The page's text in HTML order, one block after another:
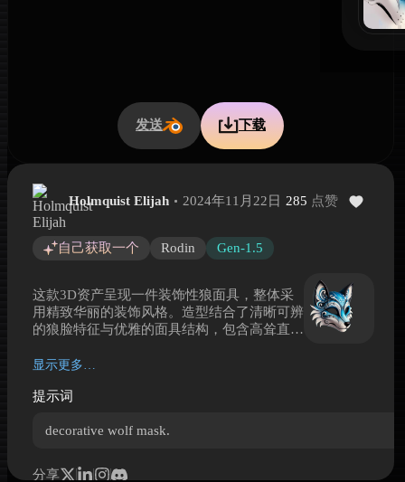
发送 下载
装饰风狼面具摆件
装饰风狼面具摆件 is a Hyper3D 3D model preview
Holmquist Elijah 2024年11月22日 285 点赞
自己获取一个 Rodin Gen-1.5
这款3D资产呈现一件装饰性狼面具，整体采
用精致华丽的装饰风格。造型结合了清晰可辨
的狼脸特征与优雅的面具结构，包含高耸直立
廓。表面以白色、黑色和鲜艳的蓝色渐变为
带有仪式感与奇幻气息的视觉效果。一侧的小
光的质感更接近漆面陶瓷、彩绘树脂或节庆面
摆件或风格化角色配饰。
显示更多…
提示词
decorative wolf mask.
分享